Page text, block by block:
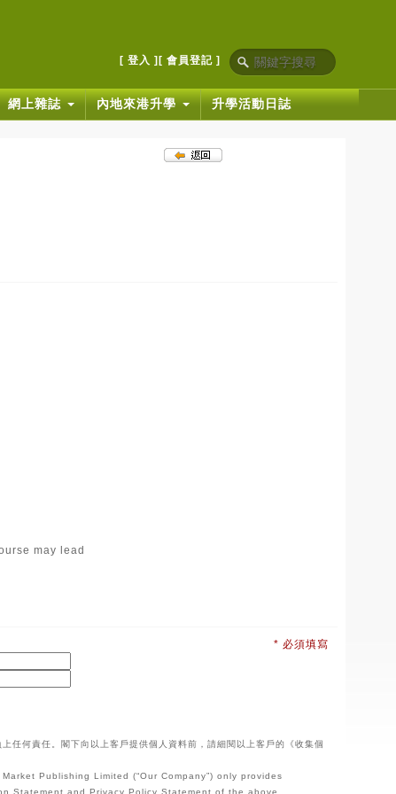
[ 登入 ] [ 會員登記 ]
網上雜誌 內地來港升學 升學活動日誌
may lead
* 必須填寫
任何責任。閣下向以上客戶提供個人資料前，請細閱以上客戶的《收集個
Publishing Limited (“Our Company”) only provides
Statement and Privacy Policy Statement of the above